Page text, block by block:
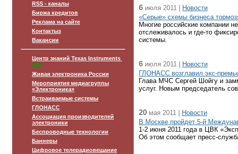
RSS - каналы
Биржа кредитов
Реклама на сайте
Контактыз
Вакансии
Центр знаний Texas Instruments
Живая электроника России
Мероприятия медиагруппы
«Электроника»
Встраиваемые системы
ГЛОНАСС
Ассоциация производителей
электроники
Беспроводные технологии
Баннеры
Цифровое телерадиовещание
6 июля 2011 |
Новости
«Серые» схемы бизнеса
Многие российские компании
отслеживалось и где-то
системы.
6 июля 2011 |
Новости
ГЛОНАСС возглавил экс-
Глава МЧС Сергей Шойгу и
услуг. Новым председатель
20 мая 2011 |
Новости
В Москве пройдет 5-й
1-2 июня 2011 года в ЦВК
Об этом сообщает пресс-